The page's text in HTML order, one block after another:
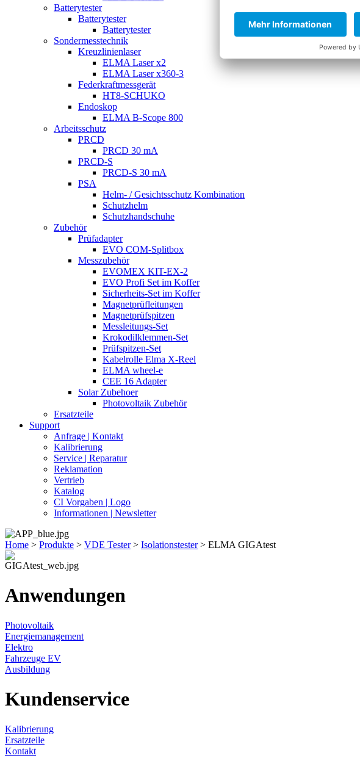
Batterytester
Batterytester
Batterytester
Sondermesstechnik
Kreuzlinienlaser
ELMA Laser x2
ELMA Laser x360-3
Federkraftmessgerät
HT8-SCHUKO
Endoskop
ELMA B-Scope 800
Arbeitsschutz
PRCD
PRCD 30 mA
PRCD-S
PRCD-S 30 mA
PSA
Helm- / Gesichtsschutz Kombination
Schutzhelm
Schutzhandschuhe
Zubehör
Prüfadapter
EVO COM-Splitbox
Messzubehör
EVOMEX KIT-EX-2
EVO Profi Set im Koffer
Sicherheits-Set im Koffer
Magnetprüfleitungen
Magnetprüfspitzen
Messleitungs-Set
Krokodilklemmen-Set
Prüfspitzen-Set
Kabelrolle Elma X-Reel
ELMA wheel-e
CEE 16 Adapter
Solar Zubehoer
Photovoltaik Zubehör
Ersatzteile
Support
Anfrage | Kontakt
Kalibrierung
Service | Reparatur
Reklamation
Vertrieb
Katalog
CI Vorgaben | Logo
Informationen | Newsletter
Home > Produkte > VDE Tester > Isolationstester > ELMA GIGAtest
Anwendungen
Photovoltaik
Energiemanagement
Elektro
Fahrzeuge EV
Ausbildung
Kundenservice
Kalibrierung
Ersatzteile
Kontakt